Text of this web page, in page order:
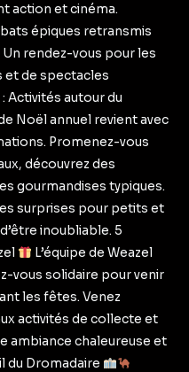
action et cinéma.
épiques retransmis
rendez-vous pour les
et de spectacles
Activités autour du
Noël annuel revient avec
Promenez-vous
découvrez des
gourmandises typiques.
surprises pour petits et
inoubliable. 5
L’équipe de Weazel
vous solidaire pour venir
les fêtes. Venez
activités de collecte et
ambiance chaleureuse et
du Dromadaire